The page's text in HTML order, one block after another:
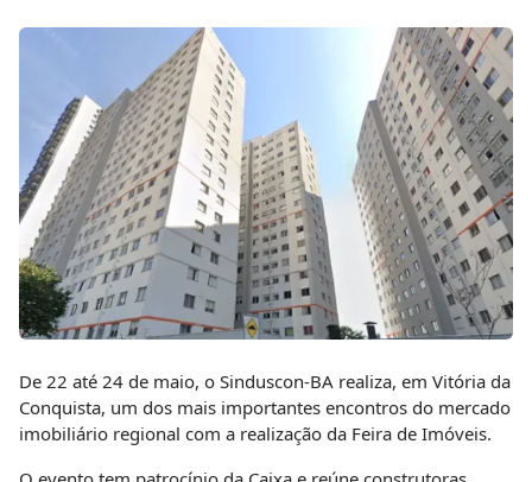
De 22 até 24 de maio, o Sinduscon-BA realiza, em Vitória da
Conquista, um dos mais importantes encontros do mercado
imobiliário regional com a realização da Feira de Imóveis.